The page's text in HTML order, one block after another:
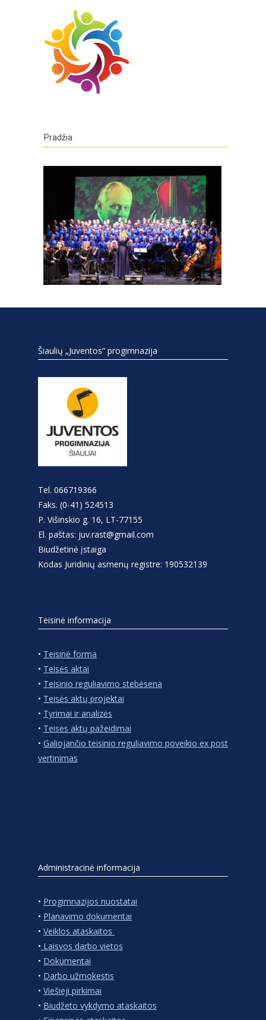
Pradžia
Šiaulių „Juventos“ progimnazija
Tel. 066719366
Faks. (0-41) 524513
P. Višinskio g. 16, LT-77155
El. paštas: juv.rast@gmail.com
Biudžetinė įstaiga
Kodas Juridinių asmenų registre: 190532139
Teisinė informacija
• Teisinė forma
• Teisės aktai
• Teisinio reguliavimo stebėsena
• Teisės aktų projektai
• Tyrimai ir analizės
• Teisės aktų pažeidimai
• Galiojančio teisinio reguliavimo poveikio ex post
vertinimas
Administracinė informacija
• Progimnazijos nuostatai
• Planavimo dokumentai
• Veiklos ataskaitos
• Laisvos darbo vietos
• Dokumentai
• Darbo užmokestis
• Viešieji pirkimai
• Biudžeto vykdymo ataskaitos